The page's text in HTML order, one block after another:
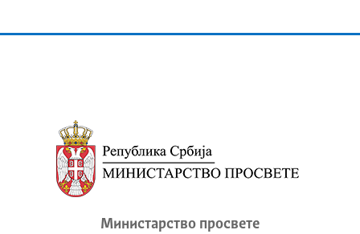
Министарство просвете